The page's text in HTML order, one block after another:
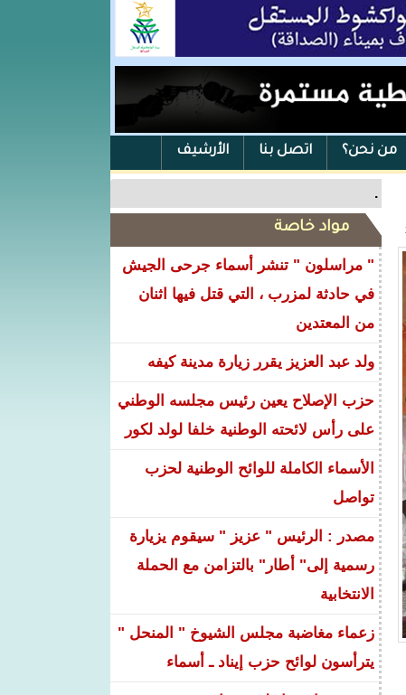
من نحن؟ اتصل بنا الأرشيف
.
مواد خاصة
" مراسلون " تنشر أسماء جرحى الجيش
في حادثة لمزرب ، التي قتل فيها اثنان
من المعتدين
ولد عبد العزيز يقرر زيارة مدينة كيفه
حزب الإصلاح يعين رئيس مجلسه الوطني
على رأس لائحته الوطنية خلفا لولد لكور
الأسماء الكاملة للوائح الوطنية لحزب
تواصل
مصدر : الرئيس " عزيز " سيقوم يزيارة
رسمية إلى" أطار" بالتزامن مع الحملة
الانتخابية
زعماء مغاضبة مجلس الشيوخ " المنحل "
يترأسون لوائح حزب إيناد ـ أسماء